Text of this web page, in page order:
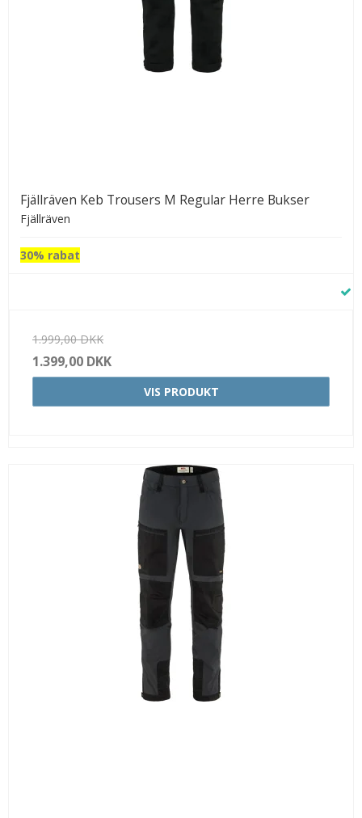
Fjällräven Keb Trousers M Regular Herre Bukser
Fjällräven
30% rabat
1.999,00 DKK
1.399,00 DKK
VIS PRODUKT